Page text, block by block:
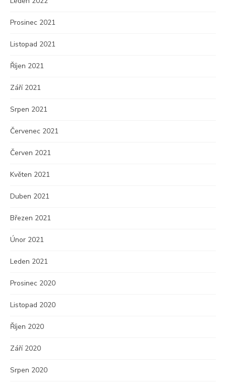
Prosinec 2021
Listopad 2021
Říjen 2021
Září 2021
Srpen 2021
Červenec 2021
Červen 2021
Květen 2021
Duben 2021
Březen 2021
Únor 2021
Leden 2021
Prosinec 2020
Listopad 2020
Říjen 2020
Září 2020
Srpen 2020